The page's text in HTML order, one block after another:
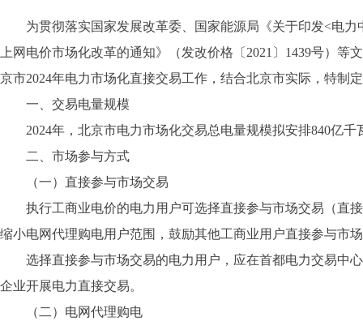
为贯彻落实国家发展改革委、国家能源局《关于印发<电力
上网电价市场化改革的通知》（发改价格〔2021〕1439号）
京市2024年电力市场化直接交易工作，结合北京市实际，特制
一、交易电量规模
2024年，北京市电力市场化交易总电量规模拟安排840亿千
二、市场参与方式
（一）直接参与市场交易
执行工商业电价的电力用户可选择直接参与市场交易（直接
缩小电网代理购电用户范围，鼓励其他工商业用户直接参与市
选择直接参与市场交易的电力用户，应在首都电力交易中心
企业开展电力直接交易。
（二）电网代理购电